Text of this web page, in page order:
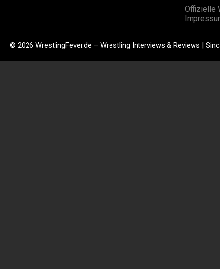
Offizielle
© 2026 WrestlingFever.de – Wrestling Interviews & Reviews |